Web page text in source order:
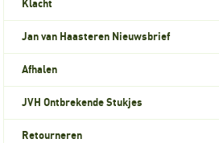
Klacht
Jan van Haasteren Nieuwsbrief
Afhalen
JVH Ontbrekende Stukjes
Retourneren